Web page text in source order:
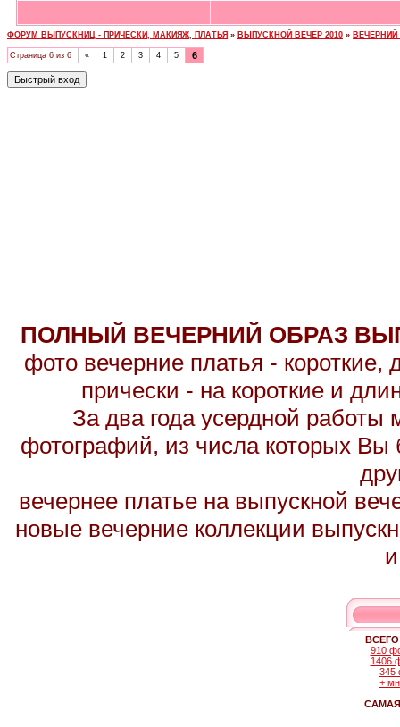
ФОРУМ ВЫПУСКНИЦ - ПРИЧЕСКИ, МАКИЯЖ, ПЛАТЬЯ » ВЫПУСКНОЙ ВЕЧЕР 2010 »
Страница 6 из 6 « 1 2 3 4 5 6
ПОЛНЫЙ ВЕЧЕРНИЙ ОБРАЗ
фото вечерние платья -
прически - на короткие и
За два года усердной
фотографий, из числа которых Вы
вечернее платье на выпускной
новые вечерние коллекции
910
1406
345
+